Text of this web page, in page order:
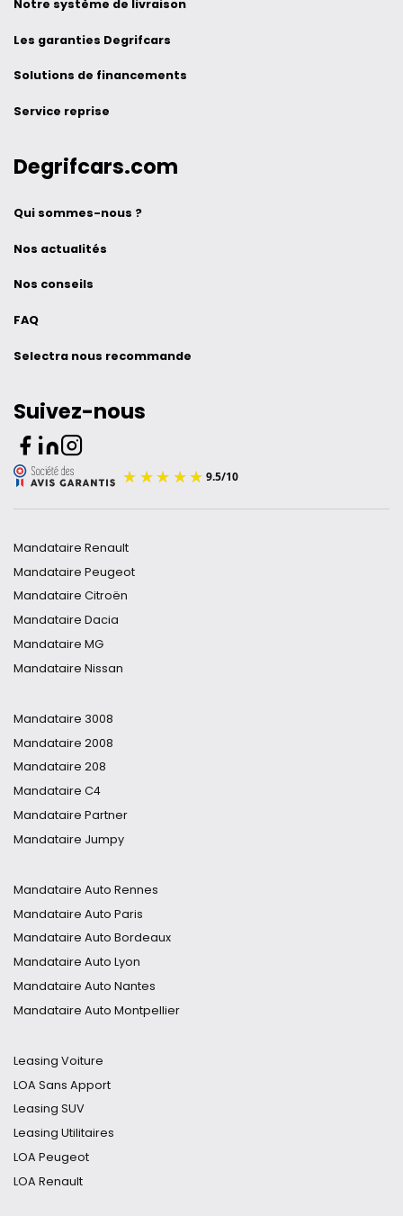
Notre système de livraison
Les garanties Degrifcars
Solutions de financements
Service reprise
Degrifcars.com
Qui sommes-nous ?
Nos actualités
Nos conseils
FAQ
Selectra nous recommande
Suivez-nous
Mandataire Renault
Mandataire Peugeot
Mandataire Citroën
Mandataire Dacia
Mandataire MG
Mandataire Nissan
Mandataire Toyota
Mandataire DS
Mandataire Audi
Mandataire Hyundai
Mandataire Opel
Mandataire Cupra
Mandataire Fiat
Mandataire 3008
Mandataire 2008
Mandataire 208
Mandataire C4
Mandataire Partner
Mandataire Jumpy
Mandataire DS7
Mandataire Tucson
Mandataire Clio
Mandataire 5008
Mandataire C5 Aircross
Mandataire Duster
Mandataire Qashqai
Mandataire Auto Rennes
Mandataire Auto Paris
Mandataire Auto Bordeaux
Mandataire Auto Lyon
Mandataire Auto Nantes
Mandataire Auto Montpellier
Mandataire Auto Nice
Mandataire Auto Nancy
Mandataire Auto Toulouse
Mandataire Auto Strasbourg
Mandataire Auto Grenoble
Mandataire Auto Lille
Leasing Voiture
LOA Sans Apport
Leasing SUV
Leasing Utilitaires
LOA Peugeot
LOA Renault